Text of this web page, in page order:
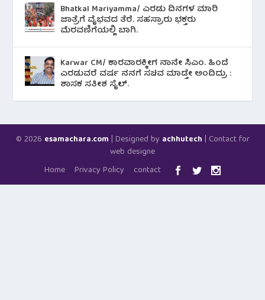
Bhatkal Mariyamma/ ಎರಡು ದಿನಗಳ ಮಾರಿ
ಜಾತ್ರೆಗೆ ವೈಭವದ ತೆರೆ. ಸಹಸ್ರಾರು ಭಕ್ತರು
ಮೆರವಣಿಗೆಯಲ್ಲಿ ಬಾಗಿ.
Karwar CM/ ಕಾರವಾರಕ್ಕೀಗ ನಾನೇ ಸಿಎಂ. ಹಿಂದೆ
ಎರಡುವರೆ ವರ್ಷ ನನಗೆ ಸಚಿವ ಮಾಡ್ತೇ ಅಂದಿದ್ರು :
ಶಾಸಕ ಸತೀಶ ಸೈಲ್.
© 2026 esamachara.com | Designed by achhutech | Contact for
web designe
Home
Privacy Policy contact